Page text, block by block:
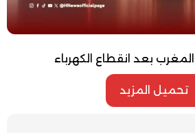
بعد انقطاع الكهرباء
تحميل المزيد